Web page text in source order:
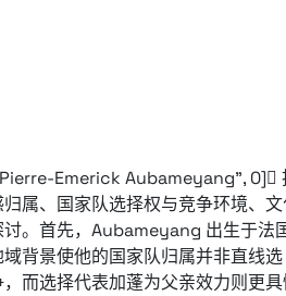
Emerick Aubameyang", 0]
属、国家队选择权与竞争环境、
。首先，Aubameyang 出生于法国
背景使他的国家队归属并非直线选
而选择代表加蓬为父亲效力则更